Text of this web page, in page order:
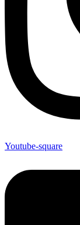
Youtube-square